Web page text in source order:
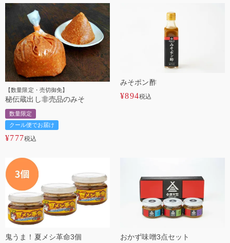
【数量限定・売切御免】
秘伝蔵出し非売品のみそ
数量限定
クール便でお届け
¥777税込
みそポン酢
¥894税込
鬼うま！夏メシ革命3個
おかず味噌3点セット